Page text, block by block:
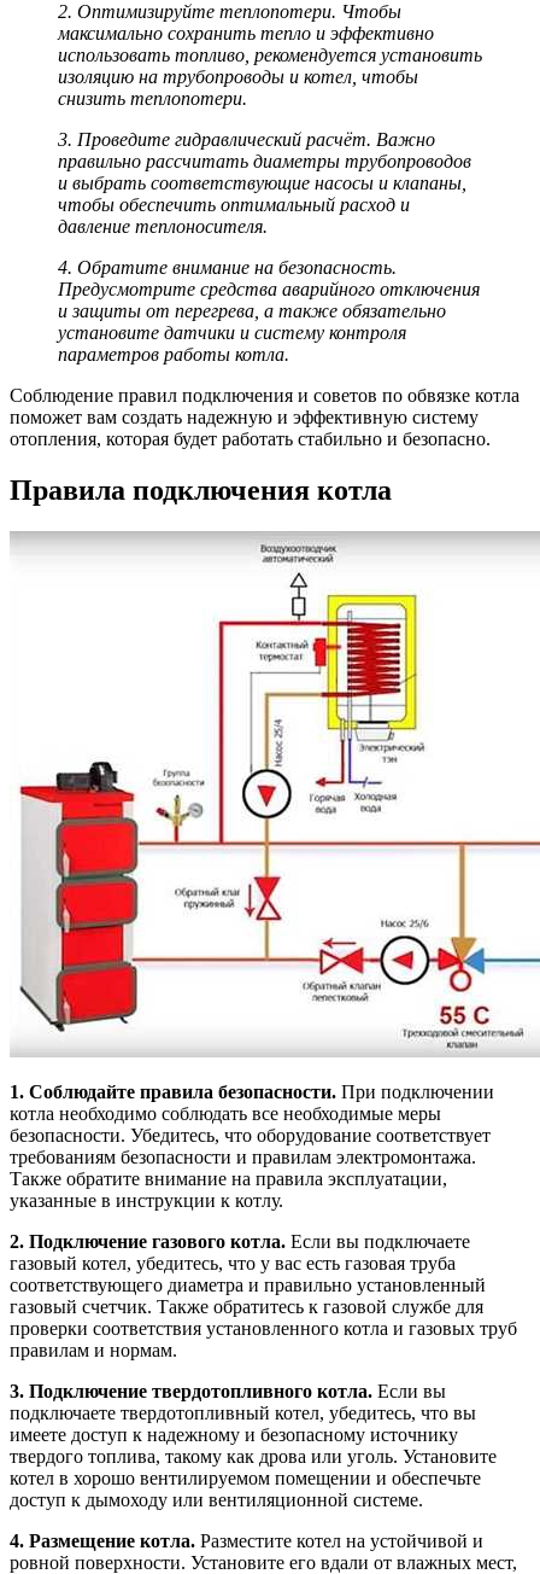
2. Оптимизируйте теплопотери. Чтобы
максимально сохранить тепло и эффективно
использовать топливо, рекомендуется установить
изоляцию на трубопроводы и котел, чтобы
снизить теплопотери.
3. Проведите гидравлический расчёт. Важно
правильно рассчитать диаметры трубопроводов
и выбрать соответствующие насосы и клапаны,
чтобы обеспечить оптимальный расход и
давление теплоносителя.
4. Обратите внимание на безопасность.
Предусмотрите средства аварийного отключения
и защиты от перегрева, а также обязательно
установите датчики и систему контроля
параметров работы котла.
Соблюдение правил подключения и советов по обвязке котла
поможет вам создать надежную и эффективную систему
отопления, которая будет работать стабильно и безопасно.
Правила подключения котла
1. Соблюдайте правила безопасности. При подключении
котла необходимо соблюдать все необходимые меры
безопасности. Убедитесь, что оборудование соответствует
требованиям безопасности и правилам электромонтажа.
Также обратите внимание на правила эксплуатации,
указанные в инструкции к котлу.
2. Подключение газового котла. Если вы подключаете
газовый котел, убедитесь, что у вас есть газовая труба
соответствующего диаметра и правильно установленный
газовый счетчик. Также обратитесь к газовой службе для
проверки соответствия установленного котла и газовых труб
правилам и нормам.
3. Подключение твердотопливного котла. Если вы
подключаете твердотопливный котел, убедитесь, что вы
имеете доступ к надежному и безопасному источнику
твердого топлива, такому как дрова или уголь. Установите
котел в хорошо вентилируемом помещении и обеспечьте
доступ к дымоходу или вентиляционной системе.
4. Размещение котла. Разместите котел на устойчивой и
ровной поверхности. Установите его вдали от влажных мест,